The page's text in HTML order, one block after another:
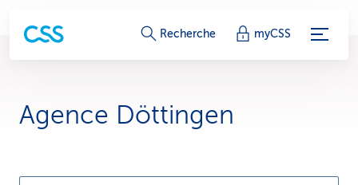
L
e
Recherche myCSS
Agence Döttingen